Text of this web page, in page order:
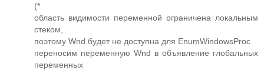
(*
область видимости переменной ограничена локальным
стеком,
поэтому Wnd будет не доступна для EnumWindowsProc
переносим переменную Wnd в объявление глобальных
переменных